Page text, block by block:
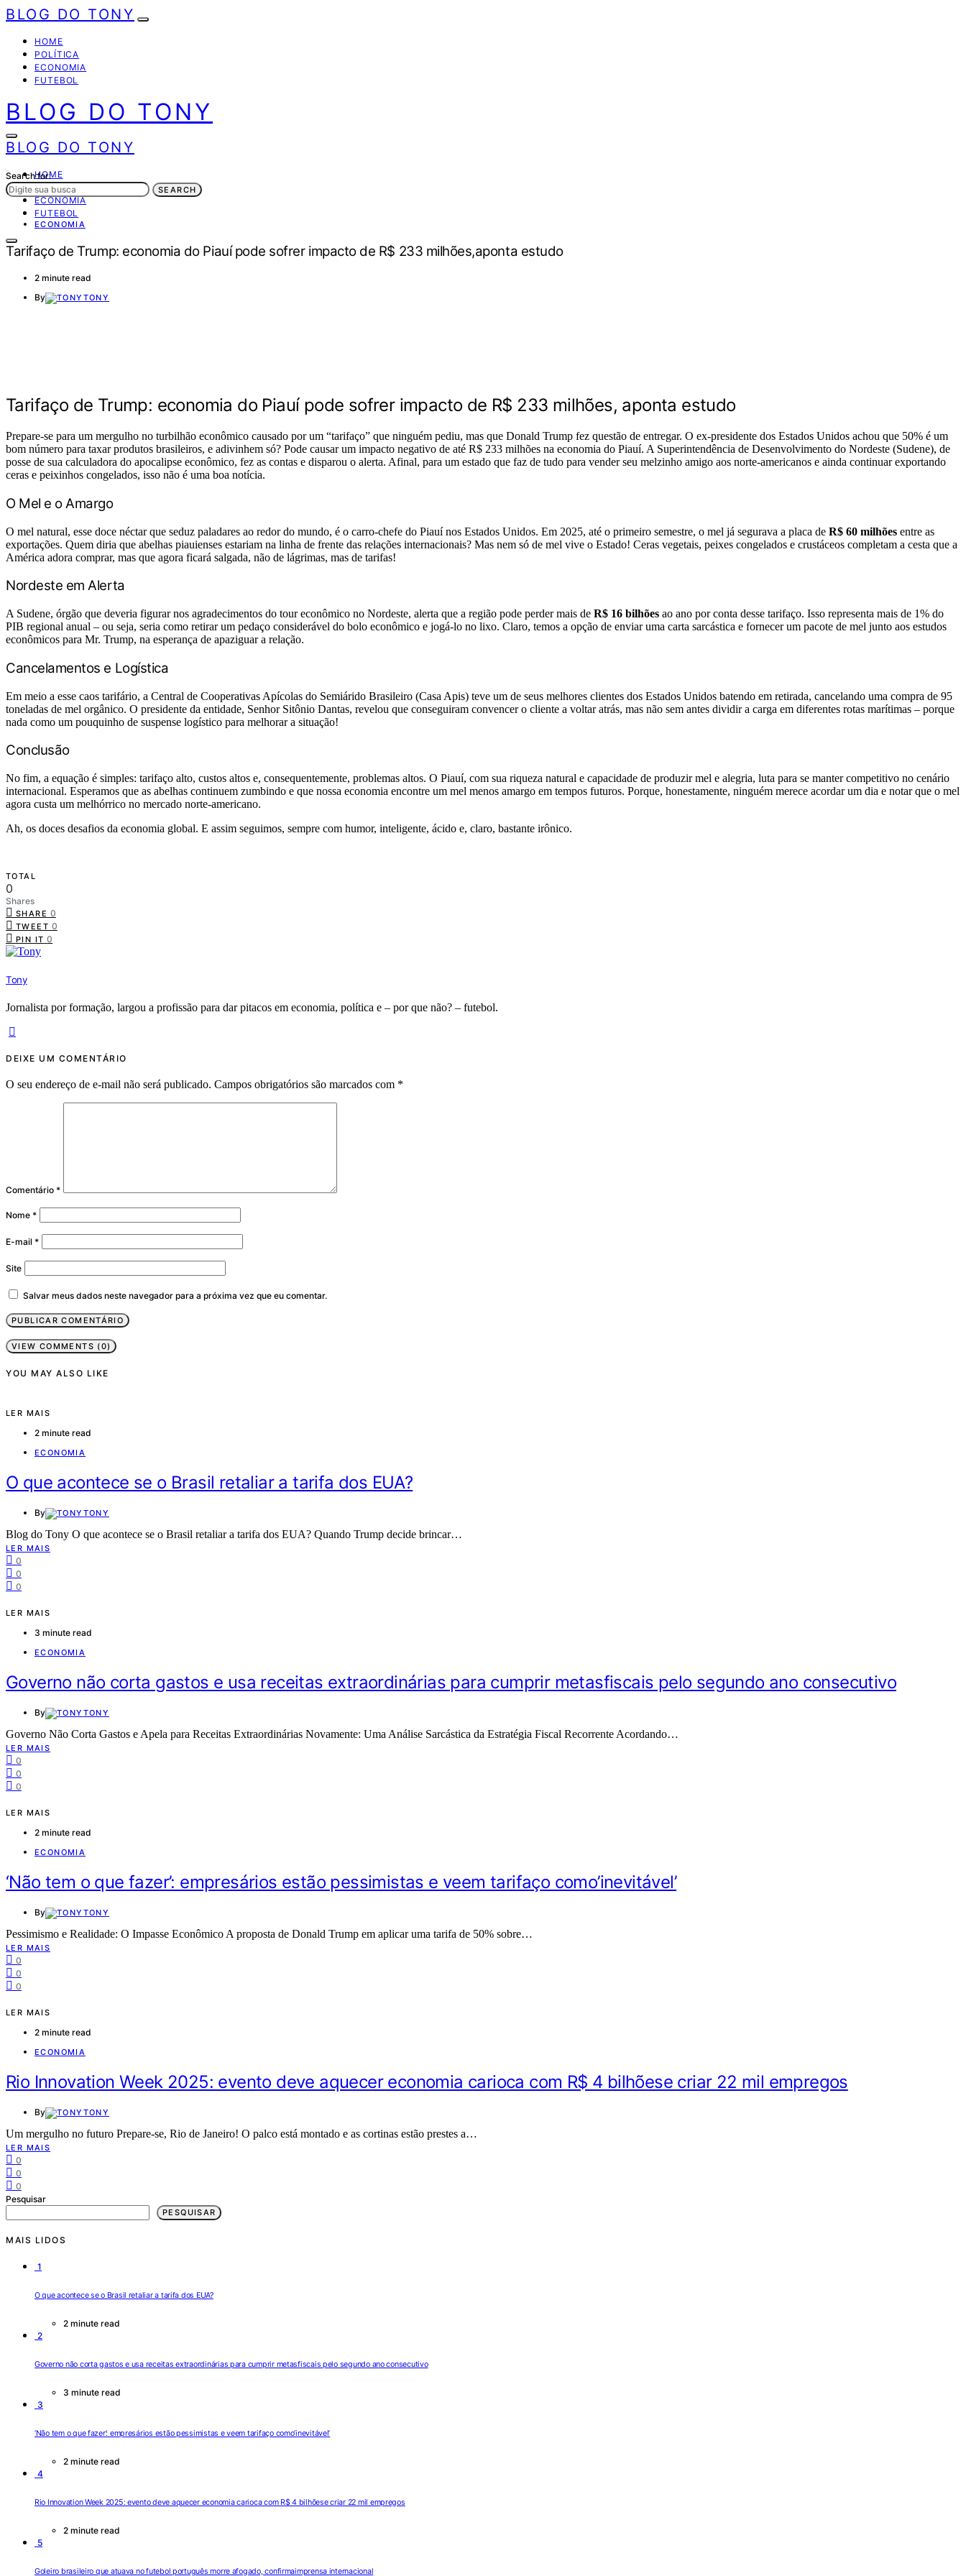
BLOG DO TONY
HOME
POLÍTICA
ECONOMIA
FUTEBOL
BLOG DO TONY
BLOG DO TONY
HOME
POLÍTICA
ECONOMIA
FUTEBOL
Search for:
SEARCH
ECONOMIA
Tarifaço de Trump: economia do Piauí pode sofrer impacto de R$ 233 milhões,aponta estudo
2 minute read
By
TONY
Tarifaço de Trump: economia do Piauí pode sofrer impacto de R$ 233 milhões, aponta estudo
Prepare-se para um mergulho no turbilhão econômico causado por um “tarifaço” que ninguém pediu, mas que Donald Trump fez questão de entregar. O ex-presidente dos Estados Unidos achou que 50% é um
bom número para taxar produtos brasileiros, e adivinhem só? Pode causar um impacto negativo de até R$ 233 milhões na economia do Piauí. A Superintendência de Desenvolvimento do Nordeste (Sudene), de
posse de sua calculadora do apocalipse econômico, fez as contas e disparou o alerta. Afinal, para um estado que faz de tudo para vender seu melzinho amigo aos norte-americanos e ainda continuar exportando
ceras e peixinhos congelados, isso não é uma boa notícia.
O Mel e o Amargo
O mel natural, esse doce néctar que seduz paladares ao redor do mundo, é o carro-chefe do Piauí nos Estados Unidos. Em 2025, até o primeiro semestre, o mel já segurava a placa de R$ 60 milhões entre as
exportações. Quem diria que abelhas piauienses estariam na linha de frente das relações internacionais? Mas nem só de mel vive o Estado! Ceras vegetais, peixes congelados e crustáceos completam a cesta que a
América adora comprar, mas que agora ficará salgada, não de lágrimas, mas de tarifas!
Nordeste em Alerta
A Sudene, órgão que deveria figurar nos agradecimentos do tour econômico no Nordeste, alerta que a região pode perder mais de R$ 16 bilhões ao ano por conta desse tarifaço. Isso representa mais de 1% do
PIB regional anual – ou seja, seria como retirar um pedaço considerável do bolo econômico e jogá-lo no lixo. Claro, temos a opção de enviar uma carta sarcástica e fornecer um pacote de mel junto aos estudos
econômicos para Mr. Trump, na esperança de apaziguar a relação.
Cancelamentos e Logística
Em meio a esse caos tarifário, a Central de Cooperativas Apícolas do Semiárido Brasileiro (Casa Apis) teve um de seus melhores clientes dos Estados Unidos batendo em retirada, cancelando uma compra de 95
toneladas de mel orgânico. O presidente da entidade, Senhor Sitônio Dantas, revelou que conseguiram convencer o cliente a voltar atrás, mas não sem antes dividir a carga em diferentes rotas marítimas – porque
nada como um pouquinho de suspense logístico para melhorar a situação!
Conclusão
No fim, a equação é simples: tarifaço alto, custos altos e, consequentemente, problemas altos. O Piauí, com sua riqueza natural e capacidade de produzir mel e alegria, luta para se manter competitivo no cenário
internacional. Esperamos que as abelhas continuem zumbindo e que nossa economia encontre um mel menos amargo em tempos futuros. Porque, honestamente, ninguém merece acordar um dia e notar que o mel
agora custa um melhórrico no mercado norte-americano.
Ah, os doces desafios da economia global. E assim seguimos, sempre com humor, inteligente, ácido e, claro, bastante irônico.
TOTAL
0
Shares
SHARE 0
TWEET 0
PIN IT 0
Tony
Jornalista por formação, largou a profissão para dar pitacos em economia, política e – por que não? – futebol.
DEIXE UM COMENTÁRIO
O seu endereço de e-mail não será publicado. Campos obrigatórios são marcados com *
Comentário *
Nome *
E-mail *
Site
Salvar meus dados neste navegador para a próxima vez que eu comentar.
VIEW COMMENTS (0)
YOU MAY ALSO LIKE
LER MAIS
2 minute read
ECONOMIA
O que acontece se o Brasil retaliar a tarifa dos EUA?
By TONY
Blog do Tony O que acontece se o Brasil retaliar a tarifa dos EUA? Quando Trump decide brincar…
LER MAIS
0
0
0
LER MAIS
3 minute read
ECONOMIA
Governo não corta gastos e usa receitas extraordinárias para cumprir metasfiscais pelo segundo ano consecutivo
By TONY
Governo Não Corta Gastos e Apela para Receitas Extraordinárias Novamente: Uma Análise Sarcástica da Estratégia Fiscal Recorrente Acordando…
LER MAIS
0
0
0
LER MAIS
2 minute read
ECONOMIA
‘Não tem o que fazer’: empresários estão pessimistas e veem tarifaço como’inevitável’
By TONY
Pessimismo e Realidade: O Impasse Econômico A proposta de Donald Trump em aplicar uma tarifa de 50% sobre…
LER MAIS
0
0
0
LER MAIS
2 minute read
ECONOMIA
Rio Innovation Week 2025: evento deve aquecer economia carioca com R$ 4 bilhõese criar 22 mil empregos
By TONY
Um mergulho no futuro Prepare-se, Rio de Janeiro! O palco está montado e as cortinas estão prestes a…
LER MAIS
0
0
0
Pesquisar
PESQUISAR
MAIS LIDOS
1
O que acontece se o Brasil retaliar a tarifa dos EUA?
2 minute read
2
Governo não corta gastos e usa receitas extraordinárias para cumprir metasfiscais pelo segundo ano consecutivo
3 minute read
3
‘Não tem o que fazer’: empresários estão pessimistas e veem tarifaço como’inevitável’
2 minute read
4
Rio Innovation Week 2025: evento deve aquecer economia carioca com R$ 4 bilhõese criar 22 mil empregos
2 minute read
5
Goleiro brasileiro que atuava no futebol português morre afogado, confirmaimprensa internacional